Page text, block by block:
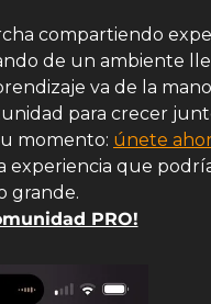
compartiendo
va de la
para crecer
momento: únete
experiencia que
grande.
PRO!